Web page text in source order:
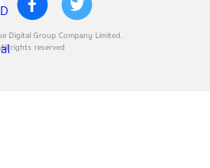
Digital Group Company Limited.
All rights reserved